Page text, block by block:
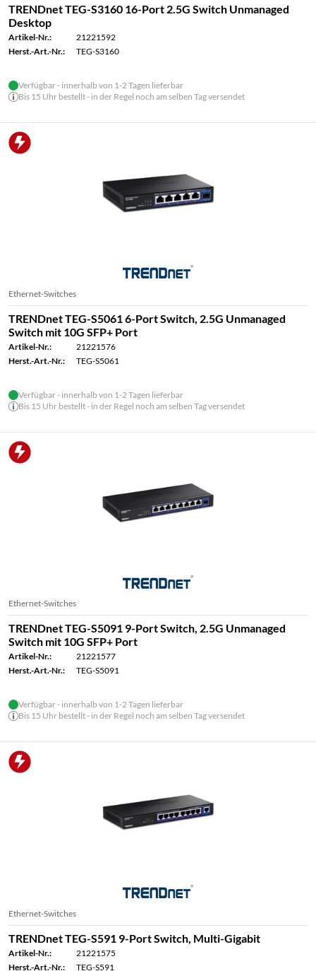
TRENDnet TEG-S3160 16-Port 2.5G Switch Unmanaged
Desktop
Artikel-Nr.:
21221592
Herst.-Art.-Nr.:
TEG-S3160
Verfügbar - innerhalb von 1-2 Tagen lieferbar
Bis 15 Uhr bestellt - in der Regel noch am selben Tag versendet
Ethernet-Switches
TRENDnet TEG-S5061 6-Port Switch, 2.5G Unmanaged
Switch mit 10G SFP+ Port
Artikel-Nr.:
21221576
Herst.-Art.-Nr.:
TEG-S5061
Verfügbar - innerhalb von 1-2 Tagen lieferbar
Bis 15 Uhr bestellt - in der Regel noch am selben Tag versendet
Ethernet-Switches
TRENDnet TEG-S5091 9-Port Switch, 2.5G Unmanaged
Switch mit 10G SFP+ Port
Artikel-Nr.:
21221577
Herst.-Art.-Nr.:
TEG-S5091
Verfügbar - innerhalb von 1-2 Tagen lieferbar
Bis 15 Uhr bestellt - in der Regel noch am selben Tag versendet
Ethernet-Switches
TRENDnet TEG-S591 9-Port Switch, Multi-Gigabit
Artikel-Nr.:
21221575
Herst.-Art.-Nr.:
TEG-S591